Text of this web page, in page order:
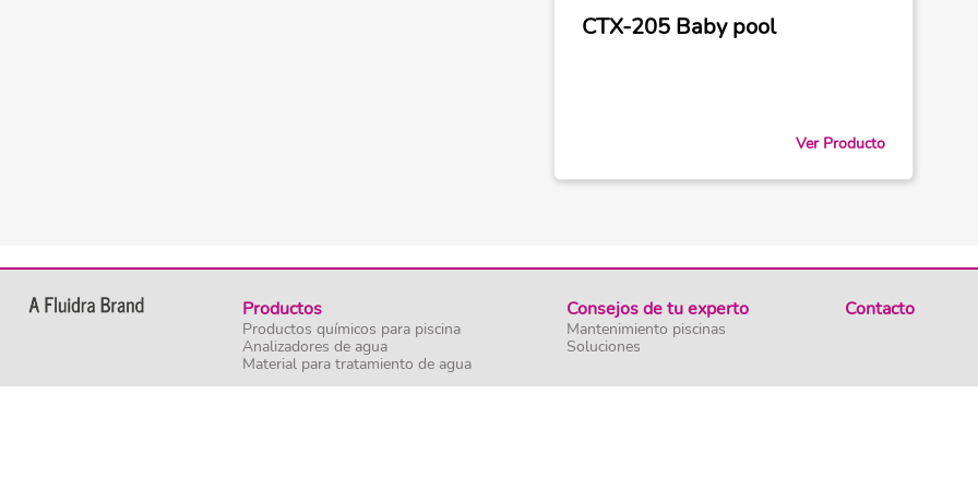
CTX-205 Baby pool
Ver Producto
Productos
Productos químicos para piscina
Analizadores de agua
Material para tratamiento de agua
Consejos de tu experto
Mantenimiento piscinas
Soluciones
Contacto